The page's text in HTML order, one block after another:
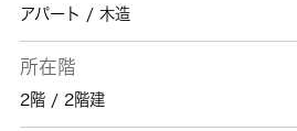
アパート / 木造
所在階
2階 / 2階建